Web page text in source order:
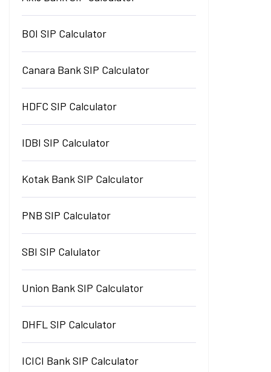
BOI SIP Calculator
Canara Bank SIP Calculator
HDFC SIP Calculator
IDBI SIP Calculator
Kotak Bank SIP Calculator
PNB SIP Calculator
SBI SIP Calulator
Union Bank SIP Calculator
DHFL SIP Calculator
ICICI Bank SIP Calculator